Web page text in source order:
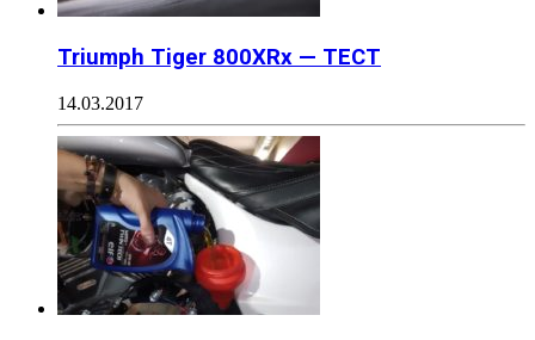
Triumph Tiger 800XRx — ТЕСТ
14.03.2017